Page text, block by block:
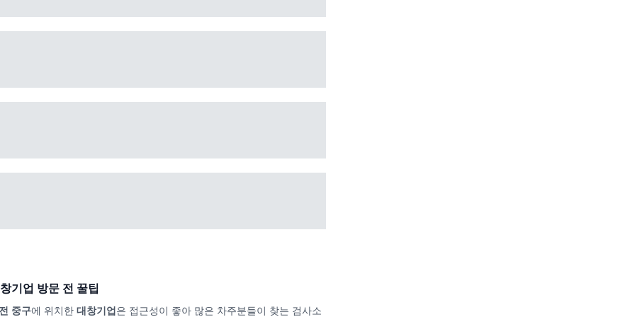
기업 방문 전 꿀팁
중구에 위치한 대창기업 은 접근성이 좋아 많은 차주분들이 찾는 검사소